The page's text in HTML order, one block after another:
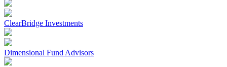
ClearBridge Investments
Dimensional Fund Advisors